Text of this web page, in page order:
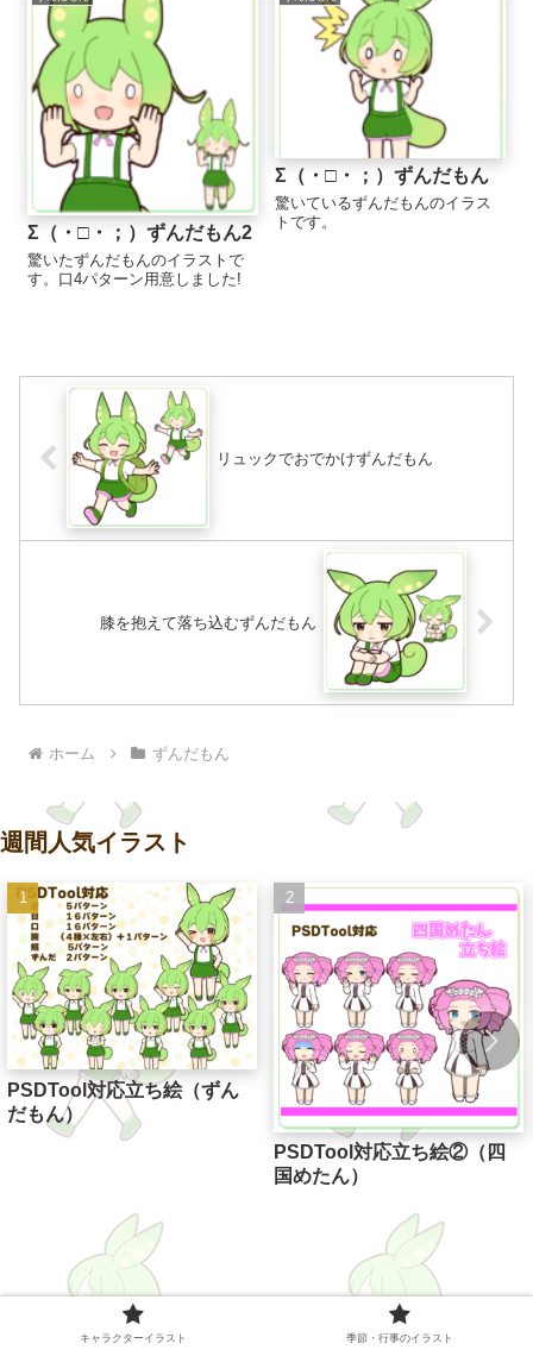
Σ（・□・；）ずんだもん2
驚いたずんだもんのイラストで
す。口4パターン用意しました!
Σ（・□・；）ずんだもん
驚いているずんだもんのイラス
トです。
リュックでおでかけずんだもん
膝を抱えて落ち込むずんだもん
ホーム ずんだもん
週間人気イラスト
PSDTool対応立ち絵（ずん
だもん）
PSDTool対応立ち絵②（四
国めたん）
キャラクターイラスト 季節・行事のイラスト